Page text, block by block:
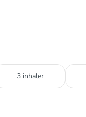
3 inhaler